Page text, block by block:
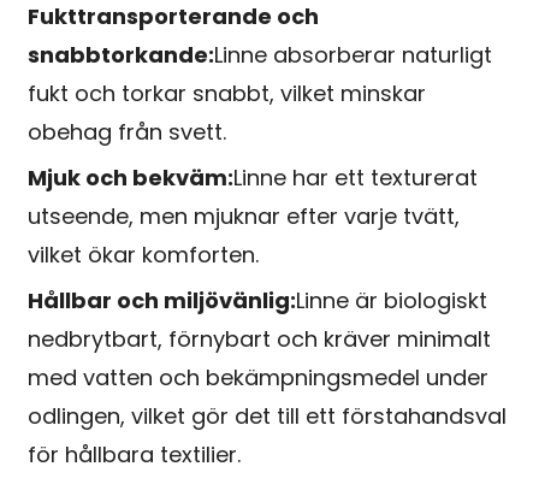
Fukttransporterande och
snabbtorkande:Linne absorberar naturligt
fukt och torkar snabbt, vilket minskar
obehag från svett.
Mjuk och bekväm:Linne har ett texturerat
utseende, men mjuknar efter varje tvätt,
vilket ökar komforten.
Hållbar och miljövänlig:Linne är biologiskt
nedbrytbart, förnybart och kräver minimalt
med vatten och bekämpningsmedel under
odlingen, vilket gör det till ett förstahandsval
för hållbara textilier.